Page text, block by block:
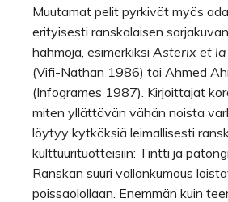
Muutamat pelit pyrkivät myös
erityisesti ranskalaisen
hahmoja, esimerkiksiAsterix et
(Vifi-Nathan 1986) tai Ahmed
(Infogrames 1987). Kirjoittajat
miten yllättävän vähän noista
löytyy kytköksiä leimallisesti
kulttuurituotteisiin: Tintti ja
Ranskan suuri vallankumous
poissaolollaan. Enemmän kuin